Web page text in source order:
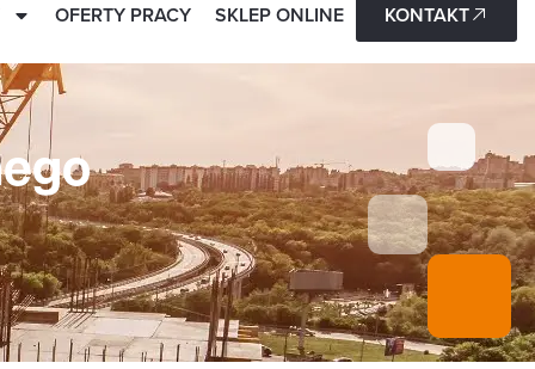
OFERTY PRACY SKLEP ONLINE KONTAKT